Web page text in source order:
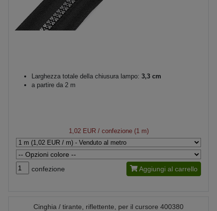
Larghezza totale della chiusura lampo: 3,3 cm
a partire da 2 m
1,02 EUR/ confezione (1 m)
confezione Aggiungi al carrello
Cinghia / tirante, riflettente, per il cursore 400380